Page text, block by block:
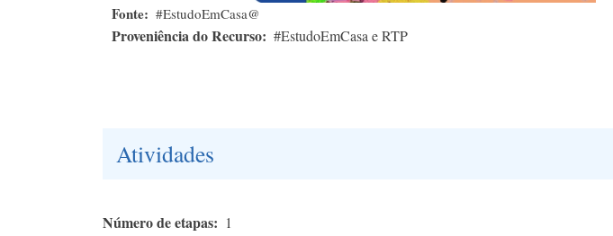
Fonte #EstudoEmCasa@
Proveniência do Recurso #EstudoEmCasa e RTP
Atividades
Número de etapas 1